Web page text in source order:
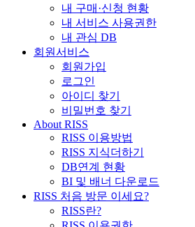
내 구매·신청 현황
내 서비스 사용권한
내 관심 DB
회원서비스
회원가입
로그인
아이디 찾기
비밀번호 찾기
About RISS
RISS 이용방법
RISS 지식더하기
DB연계 현황
BI 및 배너 다운로드
RISS 처음 방문 이세요?
RISS란?